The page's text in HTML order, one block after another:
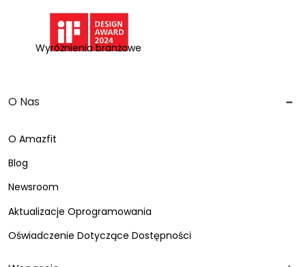
Wyróżnienia branżowe
O Nas
O Amazfit
Blog
Newsroom
Aktualizacje Oprogramowania
Oświadczenie Dotyczące Dostępności